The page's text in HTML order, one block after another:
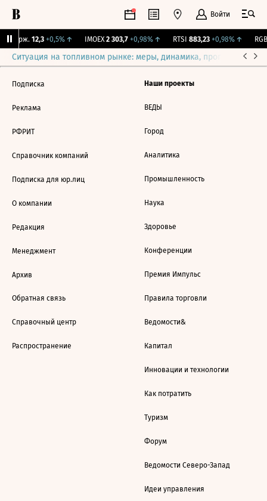
Войти
Бирж. 12,3 +0,5%↑ IMOEX 2 303,7 +0,98%↑ RTSI 883,23 +0,98%↑ RGBI
Ситуация на топливном рынке: меры, динамика, прогнозы
Подписка
Реклама
РФРИТ
Справочник компаний
Подписка для юр.лиц
О компании
Редакция
Менеджмент
Архив
Обратная связь
Справочный центр
Распространение
Наши проекты
ВЕДЫ
Город
Аналитика
Промышленность
Наука
Здоровье
Конференции
Премия Импульс
Правила торговли
Ведомости&
Капитал
Инновации и технологии
Как потратить
Туризм
Форум
Ведомости Северо-Запад
Идеи управления